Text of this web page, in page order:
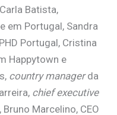
Batista,
em Portugal, Sandra
Portugal, Cristina
Happytown e
country managerda
chief executive
Marcelino, CEO